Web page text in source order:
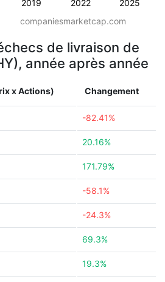
2019 2022 2025
companiesmarketcap.com
de livraison de
année après année
x Actions) Changement
-82.41%
20.16%
171.79%
-58.1%
-24.3%
69.3%
19.3%